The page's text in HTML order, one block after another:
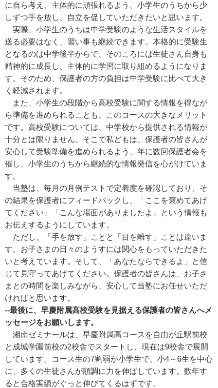
に自ら考え、主体的に頑張れるよう、小学生のうちから少
しずつ手を放し、自立を促していただきたいと思います。
実際、小学生のうちは中学受験のような生活スタイルを
送る必要はなく、習い事も継続できます。本格的に受験生
となるのは中学後半からで、そのころには生徒さん自身も
精神的に成長し、主体的に学習に取り組めるようになりま
す。そのため、保護者の方の負担は中学受験に比べて大き
く軽減されます。
また、小学生の段階から高校受験に関する情報を得なが
ら準備を進められることも、このコースの大きなメリット
です。高校受験については、中学校から提供される情報が
十分とは限りません。そこで私どもは、保護者の皆さんが
安心して受験準備を進められるよう、年に数回保護者会を
催し、小学生のうちから継続的な情報発信を心がけていま
す。
当塾は、毎月の月例テストで定着度を確認しており、そ
の結果を保護者にフィードバックし、「ここを褒めてあげ
てください」「こんな場面がありましたよ」という情報も
お伝えするようにしています。
ただし、「手を放す」ことと「目を離す」ことは違いま
す。お子さまの日々のようすには関心をもっていただきた
いと考えています。そして、「あなたならできるよ」と信
じて見守ってあげてください。保護者の皆さんは、お子さ
まとの時間を楽しみながら、安心して当塾にお任せいただ
ければと思います。
--最後に、早慶附属高校受験を見据える保護者の皆さんへメ
ッセージをお願いします。
湘南ゼミナールは、早慶附属高コースを自由が丘駅前校
と成城学園前校の2校舎でスタートし、現在は9校舎で展開
しています。コース生の7割弱が小学生で、小4～6生を中心
に、多くの生徒さんが順調に力を伸ばしています。数年す
ると合格実績がぐっと伸びてくるはずです。